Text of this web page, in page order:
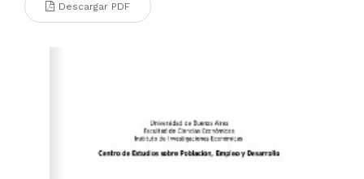
Descargar PDF